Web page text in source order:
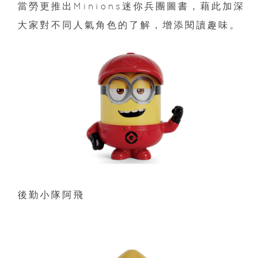
當勞更推出Minions迷你兵團圖書，藉此加深
大家對不同人氣角色的了解，增添閱讀趣味。
後勤小隊阿飛